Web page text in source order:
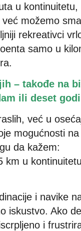
u kontinuitetu,
možemo
rekreativci
samo u
– takođe na
ili deset
već u
mogućnosti
da kažem:
km u kontinuitetu
i navike
iskustvo. Ako
i